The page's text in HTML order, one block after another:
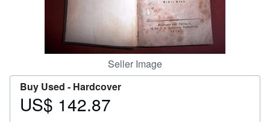
Seller Image
Buy Used - Hardcover
Price
US$ 142.87